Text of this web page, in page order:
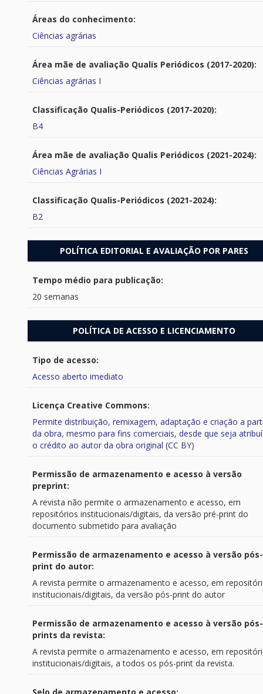
Áreas do conhecimento:
Ciências agrárias
Área mãe de avaliação Qualis Periódicos (2017-2020):
Ciências agrárias I
Classificação Qualis-Periódicos (2017-2020):
B4
Área mãe de avaliação Qualis Periódicos (2021-2024):
Ciências Agrárias I
Classificação Qualis-Periódicos (2021-2024):
B2
POLÍTICA EDITORIAL E AVALIAÇÃO POR PARES
Tempo médio para publicação:
20 semanas
POLÍTICA DE ACESSO E LICENCIAMENTO
Tipo de acesso:
Acesso aberto imediato
Licença Creative Commons:
Permite distribuição, remixagem, adaptação e criação a
da obra, mesmo para fins comerciais, desde que seja
o crédito ao autor da obra original (CC BY)
Permissão de armazenamento e acesso à versão
preprint:
A revista não permite o armazenamento e acesso, em
repositórios institucionais/digitais, da versão pré-print do
documento submetido para avaliação
Permissão de armazenamento e acesso à versão pós-
print do autor:
A revista permite o armazenamento e acesso, em
institucionais/digitais, da versão pós-print do autor
Permissão de armazenamento e acesso à versão pós-
prints da revista:
A revista permite o armazenamento e acesso, em
institucionais/digitais, a todos os pós-print da revista.
Selo de armazenamento e acesso: